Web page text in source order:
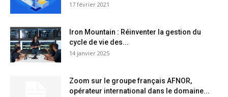
17 février 2021
Iron Mountain : Réinventer la gestion du
cycle de vie des...
14 janvier 2025
Zoom sur le groupe français AFNOR,
opérateur international dans le domaine...